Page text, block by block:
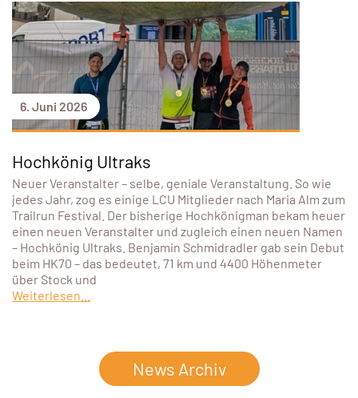
6. Juni 2026
Hochkönig Ultraks
Neuer Veranstalter – selbe, geniale Veranstaltung. So wie
jedes Jahr, zog es einige LCU Mitglieder nach Maria Alm zum
Trailrun Festival. Der bisherige Hochkönigman bekam heuer
einen neuen Veranstalter und zugleich einen neuen Namen
– Hochkönig Ultraks. Benjamin Schmidradler gab sein Debut
beim HK70 – das bedeutet, 71 km und 4400 Höhenmeter
über Stock und
Weiterlesen...
News Archiv